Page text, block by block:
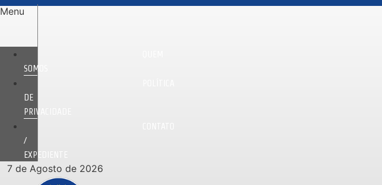
Ir
conteúdo
Menu
SOMOS
DE
PRIVACIDADE
/
EXPEDIENTE
7 de Agosto de 2026